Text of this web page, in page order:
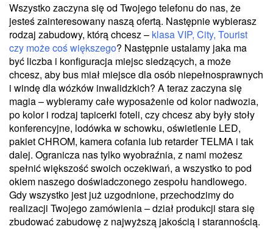
Wszystko zaczyna się od Twojego telefonu do nas, że
jesteś zainteresowany naszą ofertą. Następnie wybierasz
rodzaj zabudowy, którą chcesz – klasa VIP, City, Tourist
czy może coś większego? Następnie ustalamy jaka ma
być liczba i konfiguracja miejsc siedzących, a może
chcesz, aby bus miał miejsce dla osób niepełnosprawnych
i windę dla wózków inwalidzkich? A teraz zaczyna się
magia – wybieramy całe wyposażenie od kolor nadwozia,
po kolor i rodzaj tapicerki foteli, czy chcesz aby były stoły
konferencyjne, lodówka w schowku, oświetlenie LED,
pakiet CHROM, kamera cofania lub retarder TELMA i tak
dalej. Ogranicza nas tylko wyobraźnia, z nami możesz
spełnić większość swoich oczekiwań, a wszystko to pod
okiem naszego doświadczonego zespołu handlowego.
Gdy wszystko jest już uzgodnione, przechodzimy do
realizacji Twojego zamówienia – dział produkcji stara się
zbudować zabudowę z najwyższą jakością i starannością.